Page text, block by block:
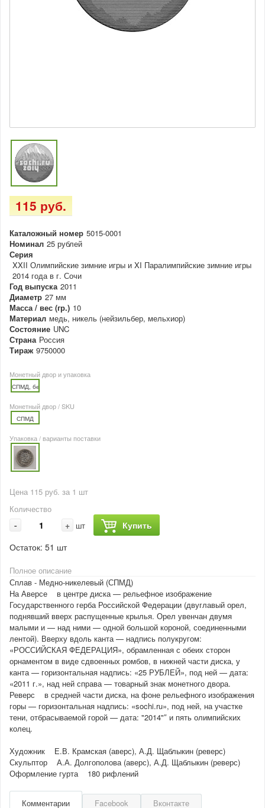
115 руб.
Каталожный номер 5015-0001
Номинал 25 рублей
Серия
XXII Олимпийские зимние игры и XI Паралимпийские зимние игры
2014 года в г. Сочи
Год выпуска 2011
Диаметр 27 мм
Масса / вес (гр.) 10
Материал медь, никель (нейзильбер, мельхиор)
Состояние UNC
Страна Россия
Тираж 9750000
Монетный двор и упаковка
СПМД, без упаковки
Монетный двор / SKU
СПМД
Упаковка / варианты поставки
Цена 115 руб. за 1 шт
Количество
- + шт
Купить
Остаток: 51 шт
Полное описание
Сплав - Медно-никелевый (СПМД)
На Аверсе в центре диска — рельефное изображение
Государственного герба Российской Федерации (двуглавый орел,
поднявший вверх распущенные крылья. Орел увенчан двумя
малыми и — над ними — одной большой короной, соединенными
лентой). Вверху вдоль канта — надпись полукругом:
«РОССИЙСКАЯ ФЕДЕРАЦИЯ», обрамленная с обеих сторон
орнаментом в виде сдвоенных ромбов, в нижней части диска, у
канта — горизонтальная надпись: «25 РУБЛЕЙ», под ней — дата:
«2011 г.», над ней справа — товарный знак монетного двора.
Реверс в средней части диска, на фоне рельефного изображения
горы — горизонтальная надпись: «sochi.ru», под ней, на участке
тени, отбрасываемой горой — дата: "2014"″ и пять олимпийских
колец.
Художник Е.В. Крамская (аверс), А.Д. Щаблыкин (реверс)
Скульптор А.А. Долгополова (аверс), А.Д. Щаблыкин (реверс)
Оформление гурта 180 рифлений
Комментарии Facebook Вконтакте